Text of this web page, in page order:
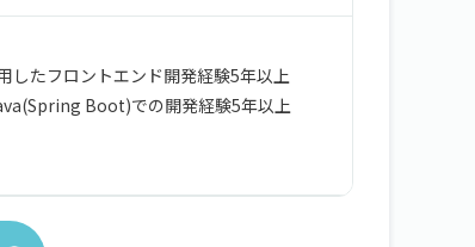
たフロントエンド開発経験5年以上
Boot)での開発経験5年以上